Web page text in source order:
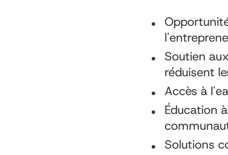
Soutien
réduisent
Accès à
Éducation
Solutions